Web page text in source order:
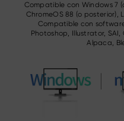
Compatible con Windows 7
ChromeOS 88 (o posterior),
Compatible con
Photoshop, Illustrator, SAI,
Alpaca,